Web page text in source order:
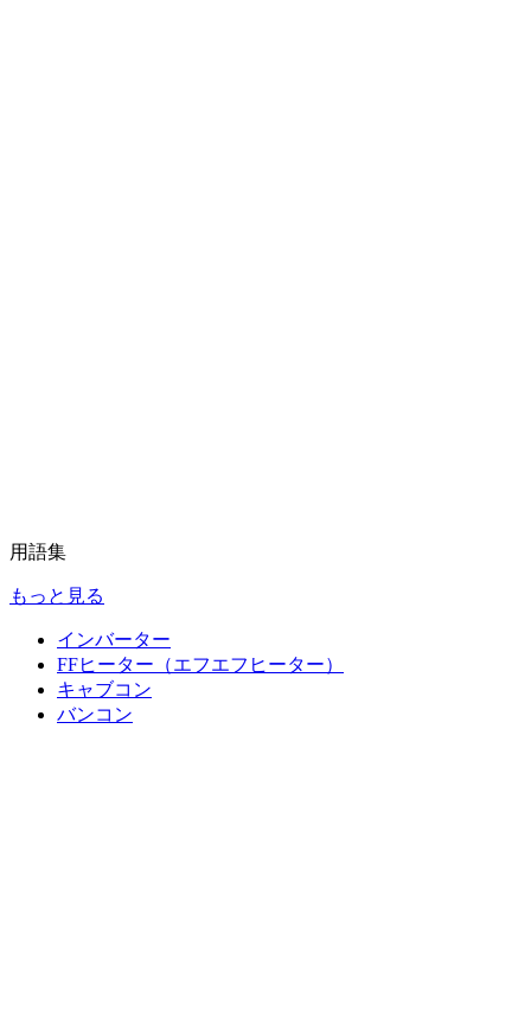
用語集
もっと見る
インバーター
FFヒーター（エフエフヒーター）
キャブコン
バンコン